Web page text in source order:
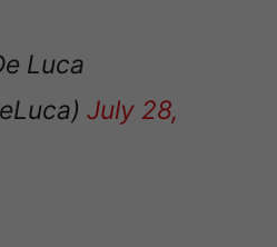
Luca
July 28,